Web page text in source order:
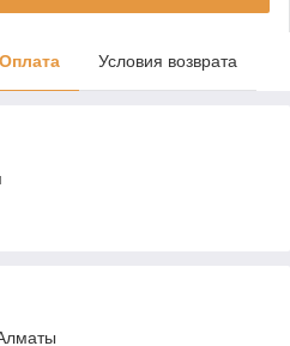
Оплата Условия возврата